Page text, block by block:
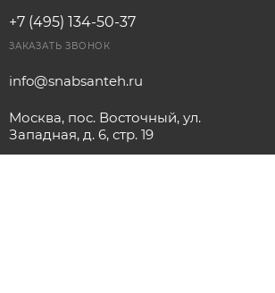
+7 (495) 134-50-37
ЗАКАЗАТЬ ЗВОНОК
info@snabsanteh.ru
Москва, пос. Восточный, ул.
Западная, д. 6, стр. 19